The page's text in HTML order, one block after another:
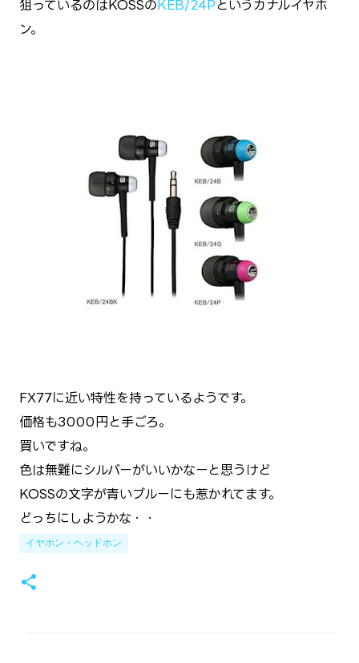
狙っているのはKOSSの KEB/24Pというカナルイヤホ
ン。
FX77に近い特性を持っているようです。
価格も3000円と手ごろ。
買いですね。
色は無難にシルバーがいいかなーと思うけど
KOSSの文字が青いブルーにも惹かれてます。
どっちにしようかな・・
イヤホン・ヘッドホン